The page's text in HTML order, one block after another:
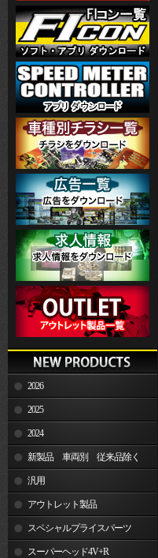
2026
2025
2024
新製品 車両別 従来品除く
汎用
アウトレット製品
スペシャルプライスパーツ
スーパーヘッド4V+R